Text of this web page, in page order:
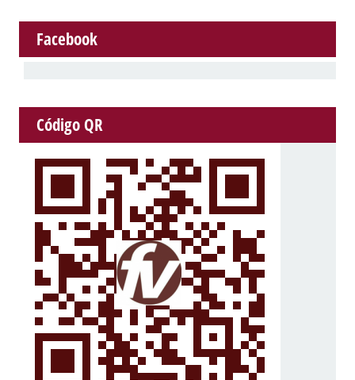
Facebook
Código QR